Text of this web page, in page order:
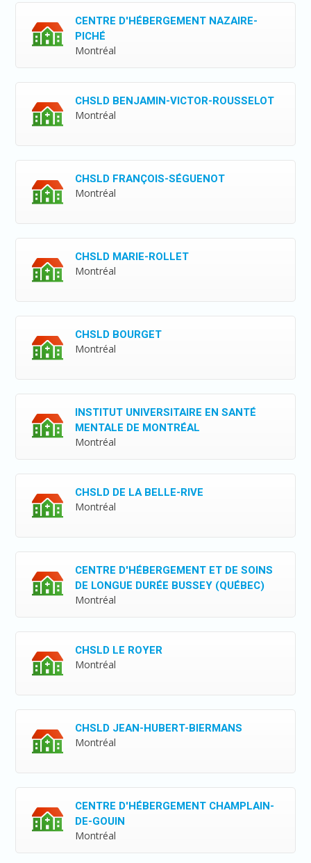
CENTRE D'HÉBERGEMENT NAZAIRE-
PICHÉ
Montréal
CHSLD BENJAMIN-VICTOR-ROUSSELOT
Montréal
CHSLD FRANÇOIS-SÉGUENOT
Montréal
CHSLD MARIE-ROLLET
Montréal
CHSLD BOURGET
Montréal
INSTITUT UNIVERSITAIRE EN SANTÉ
MENTALE DE MONTRÉAL
Montréal
CHSLD DE LA BELLE-RIVE
Montréal
CENTRE D'HÉBERGEMENT ET DE SOINS
DE LONGUE DURÉE BUSSEY (QUÉBEC)
Montréal
CHSLD LE ROYER
Montréal
CHSLD JEAN-HUBERT-BIERMANS
Montréal
CENTRE D'HÉBERGEMENT CHAMPLAIN-
DE-GOUIN
Montréal